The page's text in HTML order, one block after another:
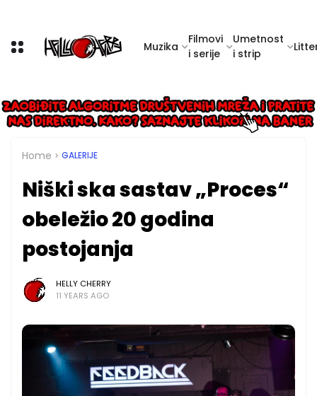
Muzika
Filmovi
i serije
Umetnost
i strip
Home GALERIJE
Niški ska sastav „Proces“
obeležio 20 godina
postojanja
HELLY CHERRY
11 YEARS AGO